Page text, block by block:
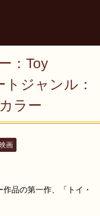
：Toy
ジャンル：
ラー
画
品の第一作、「トイ・